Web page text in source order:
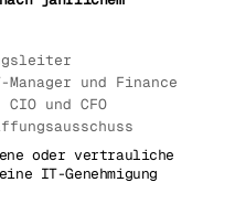
Manager und Finance
CIO und CFO
oder vertrauliche
IT-Genehmigung